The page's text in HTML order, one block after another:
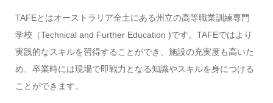
TAFEとはオーストラリア全土にある州立の高等職業訓練専門
学校（Technical and Further Education )です。TAFEではより
実践的なスキルを習得することができ、施設の充実度も高いた
め、卒業時には現場で即戦力となる知識やスキルを身につける
ことができます。